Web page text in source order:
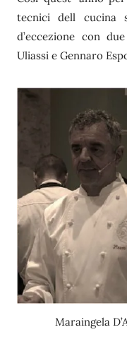
tecnici dell cucina
d’eccezione con
Uliassi e Gennaro
Maraingela